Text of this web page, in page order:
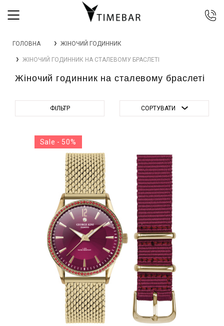
044 392 44 45
067 344 14 44 (viber)
0 800 305 805
ГОЛОВНА ЖІНОЧИЙ ГОДИННИК
ЖІНОЧИЙ ГОДИННИК НА СТАЛЕВОМУ БРАСЛЕТІ
Жіночий годинник на сталевому браслеті
ФІЛЬТР СОРТУВАТИ
Sale - 50%